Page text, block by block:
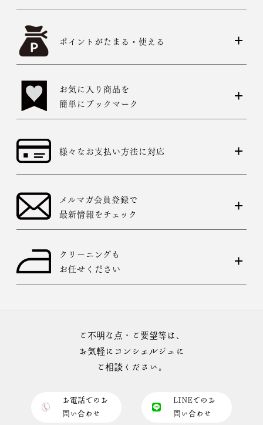
ポイントがたまる・使える
お気に入り商品を
簡単にブックマーク
様々なお支払い方法に対応
メルマガ会員登録で
最新情報をチェック
クリーニングも
お任せください
ご不明な点・ご要望等は、
お気軽にコンシェルジュに
ご相談ください。
お電話でのお
問い合わせ
LINEでのお
問い合わせ